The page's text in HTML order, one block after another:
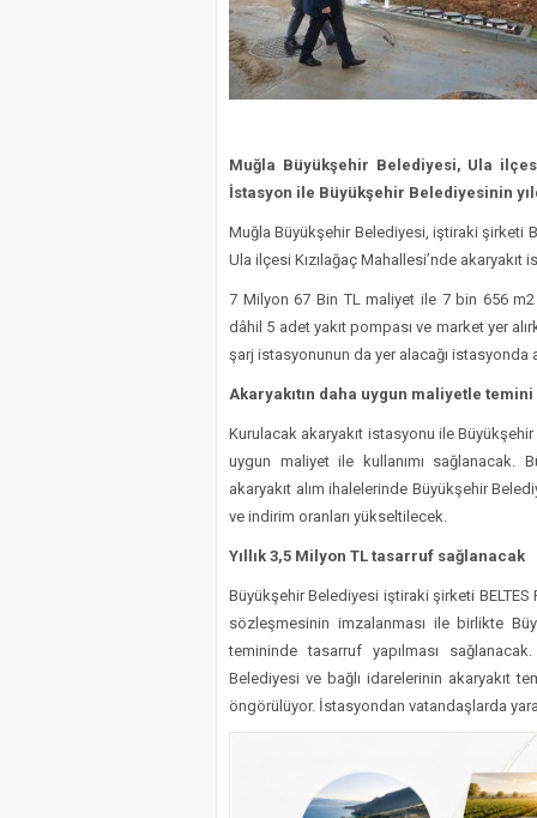
Muğla Büyükşehir Belediyesi, Ula
İstasyon ile Büyükşehir Belediyesinin
Muğla Büyükşehir Belediyesi, iştiraki şirketi
Ula ilçesi Kızılağaç Mahallesi’nde akaryakıt
7 Milyon 67 Bin TL maliyet ile 7 bin 656 m2
dâhil 5 adet yakıt pompası ve market yer
şarj istasyonunun da yer alacağı istasyonda
Akaryakıtın daha uygun maliyetle
Kurulacak akaryakıt istasyonu ile Büyükşehir
uygun maliyet ile kullanımı sağlanacak.
akaryakıt alım ihalelerinde Büyükşehir
ve indirim oranları yükseltilecek.
Yıllık 3,5 Milyon TL tasarruf sağlanacak
Büyükşehir Belediyesi iştiraki şirketi
sözleşmesinin imzalanması ile birlikte
temininde tasarruf yapılması
Belediyesi ve bağlı idarelerinin akaryakıt
öngörülüyor. İstasyondan vatandaşlarda